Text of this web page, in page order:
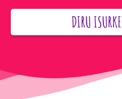
DIRU